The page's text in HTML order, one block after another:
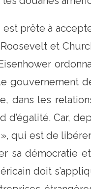
prête à
et
les
d’égalité. Car,
qui est de
sa démocratie
doit